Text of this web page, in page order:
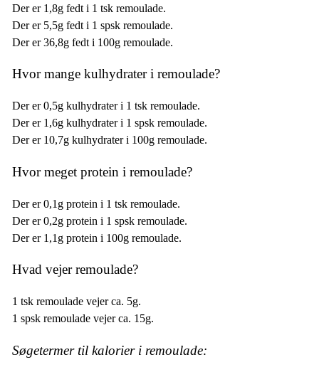
Der er 1,8g fedt i 1 tsk remoulade.
Der er 5,5g fedt i 1 spsk remoulade.
Der er 36,8g fedt i 100g remoulade.
Hvor mange kulhydrater i remoulade?
Der er 0,5g kulhydrater i 1 tsk remoulade.
Der er 1,6g kulhydrater i 1 spsk remoulade.
Der er 10,7g kulhydrater i 100g remoulade.
Hvor meget protein i remoulade?
Der er 0,1g protein i 1 tsk remoulade.
Der er 0,2g protein i 1 spsk remoulade.
Der er 1,1g protein i 100g remoulade.
Hvad vejer remoulade?
1 tsk remoulade vejer ca. 5g.
1 spsk remoulade vejer ca. 15g.
Søgetermer til kalorier i remoulade: